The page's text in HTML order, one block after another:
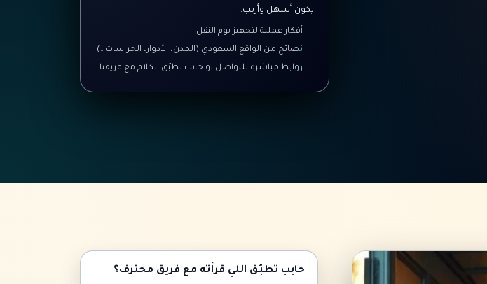
يكون أسهل وأرتب.
أفكار عملية لتجهيز يوم النقل
نصائح من الواقع السعودي (المدن، الأدوار، الحراسات…)
روابط مباشرة للتواصل لو حابب تطبّق الكلام مع فريقنا
حابب تطبّق اللي قرأته مع فريق محترف؟